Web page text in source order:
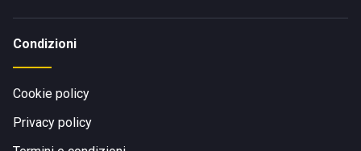
Condizioni
Cookie policy
Privacy policy